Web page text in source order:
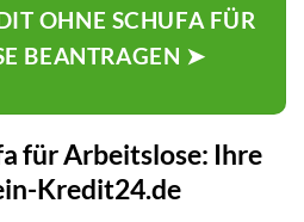
OHNE SCHUFA FÜR
BEANTRAGEN ➤
für Arbeitslose: Ihre
Kredit24.de